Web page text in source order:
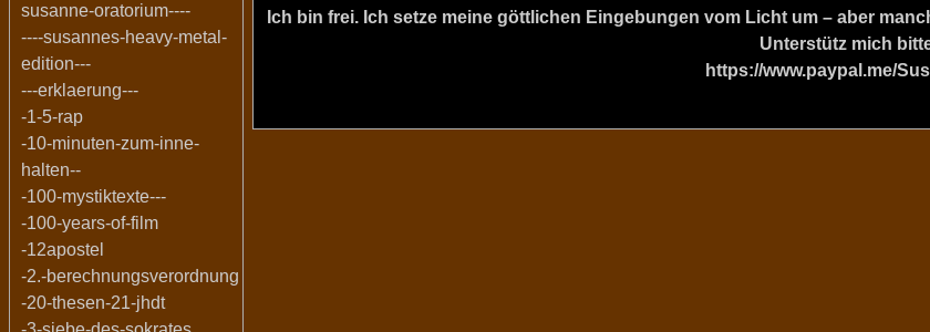
susanne-oratorium----
----susannes-heavy-metal-
edition---
---erklaerung---
-1-5-rap
-10-minuten-zum-inne-
halten--
-100-mystiktexte---
-100-years-of-film
-12apostel
-2.-berechnungsverordnung
-20-thesen-21-jhdt
Ich bin frei. Ich setze meine göttlichen Eingebungen vom Licht um – aber
Unterstütz mich
https://www.paypal.me/